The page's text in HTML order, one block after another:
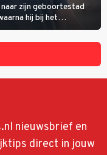
naar zijn geboortestad
hij bij het
begint te vermoeden
nieuwsbrief en
direct in jouw